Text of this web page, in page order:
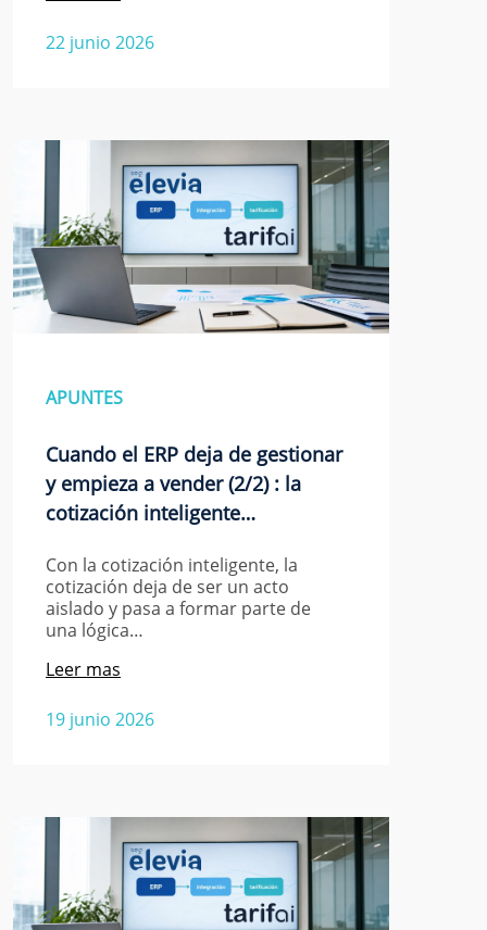
22 junio 2026
APUNTES
Cuando el ERP deja de gestionar
y empieza a vender (2/2) : la
cotización inteligente…
Con la cotización inteligente, la
cotización deja de ser un acto
aislado y pasa a formar parte de
una lógica…
19 junio 2026
Leer mas